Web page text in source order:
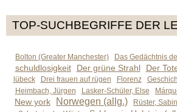
TOP-SUCHBEGRIFFE DER
Bolton (Greater Manchester) Das Gedächtnis
schuldlosigkeit Der grüne Strahl Der
lübeck
Drei frauen auf rügen Florenz
Heimbach, Jürgen
Lasker-Schüler, Else
New york
Norwegen (allg.) Rüster,